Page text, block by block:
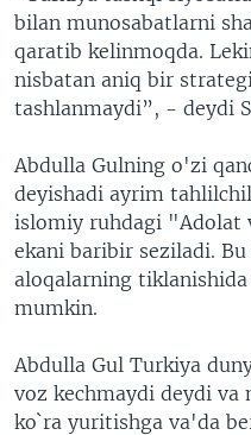
bilan munosabatlarni
qaratib kelinmoqda.
nisbatan aniq bir
tashlanmaydi”, - deydi
Abdulla Gulning o'zi
deyishadi ayrim
islomiy ruhdagi "Adolat
ekani baribir seziladi.
aloqalarning
mumkin.
Abdulla Gul Turkiya
voz kechmaydi deydi
ko`ra yuritishga va'da